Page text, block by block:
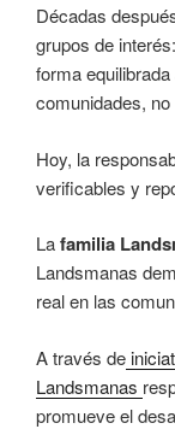
Décadas
grupos de
forma
comunidades,
Hoy, la
verificables y
Lafamilia
Landsmanas
real en las
A través de
Landsmanas
promueve el